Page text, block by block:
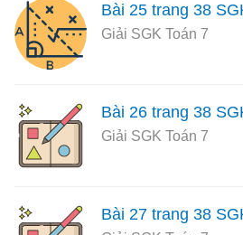
Bài 25 trang 38
Giải SGK Toán 7
Bài 26 trang 38
Giải SGK Toán 7
Bài 27 trang 38